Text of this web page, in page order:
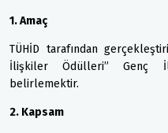
1. Amaç
TÜHİD tarafından
İlişkiler Ödülleri” Genç
belirlemektir.
2. Kapsam